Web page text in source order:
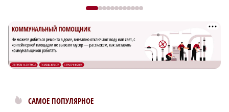
САМОЕ ПОПУЛЯРНОЕ